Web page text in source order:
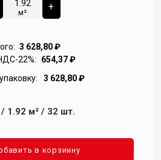
м²
+
3 628,80₽
22%:
654,37₽
3 628,80₽
/ 1.92 м² / 32 шт.
в корзиину